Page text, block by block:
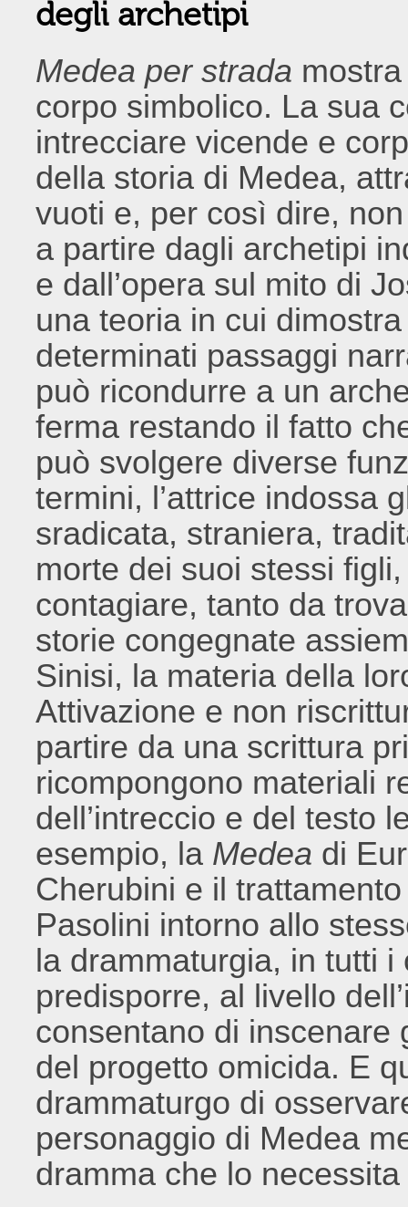
degli archetipi
Medea per strada
corpo simbolico. La sua
intrecciare vicende e
della storia di Medea,
vuoti e, per così dire,
a partire dagli archetipi
e dall’opera sul mito di
una teoria in cui
determinati passaggi
può ricondurre a un
ferma restando il fatto
può svolgere diverse
termini, l’attrice indossa
sradicata, straniera,
morte dei suoi stessi
contagiare, tanto da
storie congegnate
Sinisi, la materia della
Attivazione e non
partire da una scrittura
ricompongono materiali
dell’intreccio e del testo
esempio, la Medea di
Cherubini e il
Pasolini intorno allo
la drammaturgia, in tutti
predisporre, al livello
consentano di inscenare
del progetto omicida. E
drammaturgo di
personaggio di Medea
dramma che lo